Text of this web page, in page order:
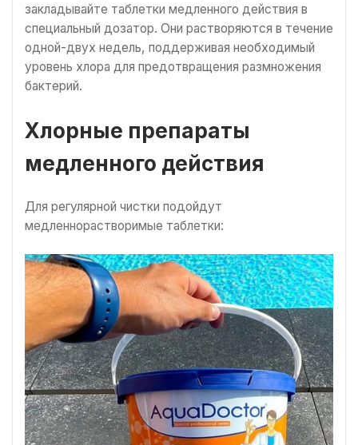
закладывайте таблетки медленного действия в
специальный дозатор. Они растворяются в течение
одной-двух недель, поддерживая необходимый
уровень хлора для предотвращения размножения
бактерий.
Хлорные препараты
медленного действия
Для регулярной чистки подойдут
медленнорастворимые таблетки: